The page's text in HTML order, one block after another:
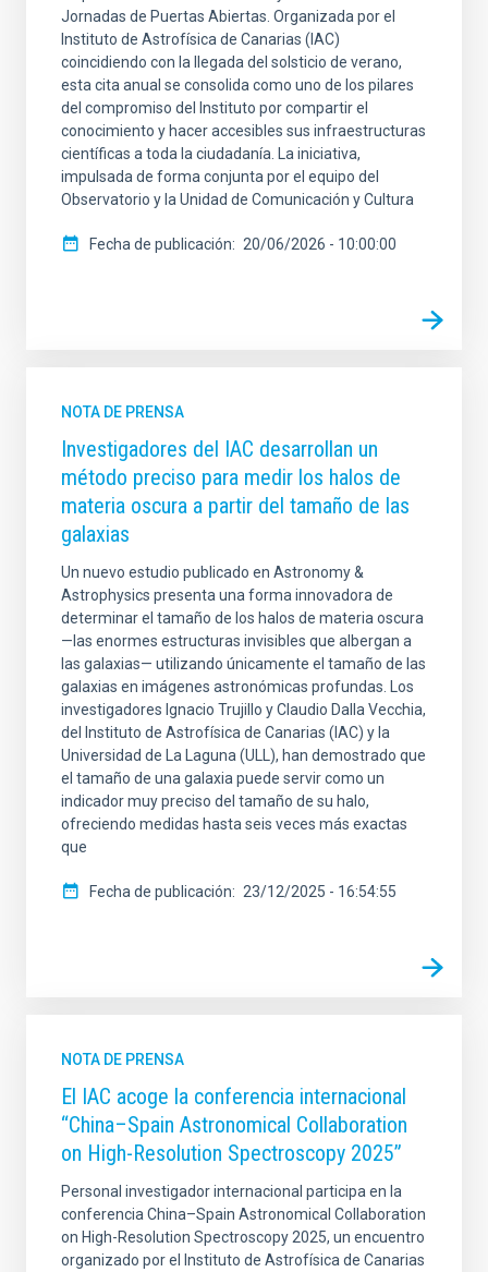
Jornadas de Puertas Abiertas. Organizada por el
Instituto de Astrofísica de Canarias (IAC)
coincidiendo con la llegada del solsticio de verano,
esta cita anual se consolida como uno de los pilares
del compromiso del Instituto por compartir el
conocimiento y hacer accesibles sus infraestructuras
científicas a toda la ciudadanía. La iniciativa,
impulsada de forma conjunta por el equipo del
Observatorio y la Unidad de Comunicación y Cultura
Fecha de publicación 20/06/2026 - 10:00:00
NOTA DE PRENSA
Investigadores del IAC desarrollan un
método preciso para medir los halos de
materia oscura a partir del tamaño de las
galaxias
Un nuevo estudio publicado en Astronomy &
Astrophysics presenta una forma innovadora de
determinar el tamaño de los halos de materia oscura
—las enormes estructuras invisibles que albergan a
las galaxias— utilizando únicamente el tamaño de las
galaxias en imágenes astronómicas profundas. Los
investigadores Ignacio Trujillo y Claudio Dalla Vecchia,
del Instituto de Astrofísica de Canarias (IAC) y la
Universidad de La Laguna (ULL), han demostrado que
el tamaño de una galaxia puede servir como un
indicador muy preciso del tamaño de su halo,
ofreciendo medidas hasta seis veces más exactas
que
Fecha de publicación 23/12/2025 - 16:54:55
NOTA DE PRENSA
El IAC acoge la conferencia internacional
“China–Spain Astronomical Collaboration
on High-Resolution Spectroscopy 2025”
Personal investigador internacional participa en la
conferencia China–Spain Astronomical Collaboration
on High-Resolution Spectroscopy 2025, un encuentro
organizado por el Instituto de Astrofísica de Canarias